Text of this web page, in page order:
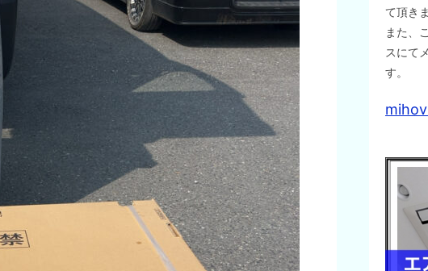
て頂き
また、
スにて
す。